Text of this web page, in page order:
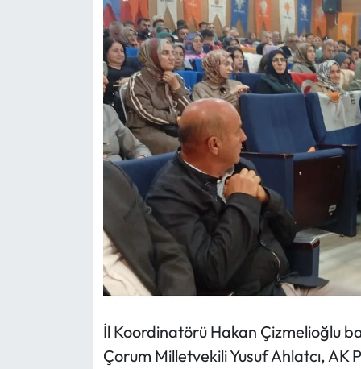
İl Koordinatörü Hakan Çizmelioğlu
Çorum Milletvekili Yusuf Ahlatcı, AK
Ortaköy Haberleri
Osmancık Haberleri
Otomotiv
Resmi İlan
Sungurlu Haberleri